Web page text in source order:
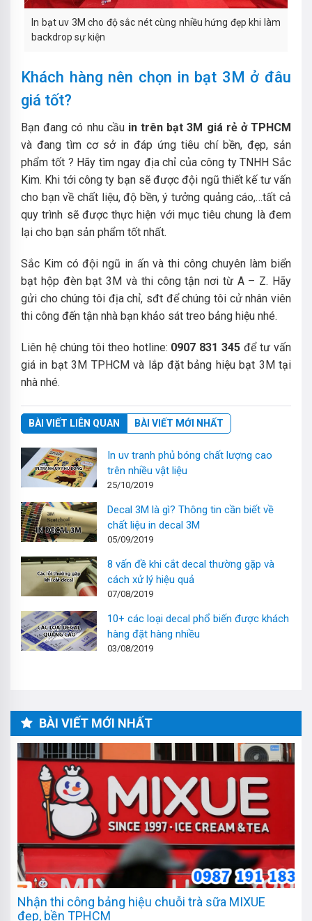
In bạt uv 3M cho độ sắc nét cùng nhiều hứng đẹp khi làm
backdrop sự kiện
Khách hàng nên chọn in bạt 3M ở đâu
giá tốt?
Bạn đang có nhu cầu in trên bạt 3M giá rẻ ở TPHCM
và đang tìm cơ sở in đáp ứng tiêu chí bền, đẹp, sản
phẩm tốt ? Hãy tìm ngay địa chỉ của công ty TNHH Sắc
Kim. Khi tới công ty bạn sẽ được đội ngũ thiết kế tư vấn
cho bạn về chất liệu, độ bền, ý tưởng quảng cáo,…tất cả
quy trình sẽ được thực hiện với mục tiêu chung là đem
lại cho bạn sản phẩm tốt nhất.
Sắc Kim có đội ngũ in ấn và thi công chuyên làm biển
bạt hộp đèn bạt 3M và thi công tận nơi từ A – Z. Hãy
gửi cho chúng tôi địa chỉ, sđt để chúng tôi cử nhân viên
thi công đến tận nhà bạn khảo sát treo bảng hiệu nhé.
Liên hệ chúng tôi theo hotline: 0907 831 345 để tư vấn
giá in bạt 3M TPHCM và lắp đặt bảng hiệu bạt 3M tại
nhà nhé.
BÀI VIẾT LIÊN QUAN BÀI VIẾT MỚI NHẤT
In uv tranh phủ bóng chất lượng cao
trên nhiều vật liệu
25/10/2019
Decal 3M là gì? Thông tin cần biết về
chất liệu in decal 3M
05/09/2019
8 vấn đề khi cắt decal thường gặp và
cách xử lý hiệu quả
07/08/2019
10+ các loại decal phổ biến được khách
hàng đặt hàng nhiều
03/08/2019
BÀI VIẾT MỚI NHẤT
Nhận thi công bảng hiệu chuỗi trà sữa MIXUE
đẹp, bền TPHCM